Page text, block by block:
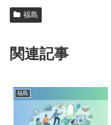
福島
関連記事
福島